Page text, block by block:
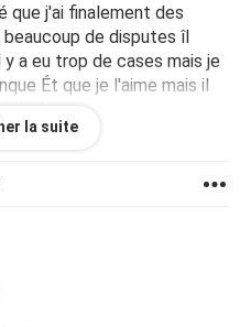
que j'ai finalement des
beaucoup de disputes îl
a eu trop de cases mais je
Ét que je l'aime mais il
il m'a proposer une amitier
J'ai pas besser les bras je
croyez vous qu'il
l'oublier svp ...
la suite